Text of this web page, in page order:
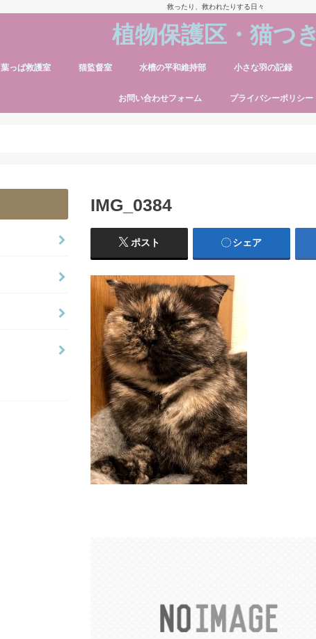
救ったり、救われたりする日々
植物保護区・猫つき
葉っぱ救護室 猫監督室 水槽の平和維持部 小さな羽の記録
お問い合わせフォーム プライバシーポリシー
IMG_0384
ポスト シェア